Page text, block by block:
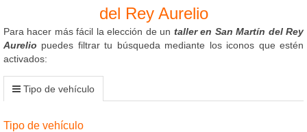
del Rey Aurelio
Para hacer más fácil la elección de un taller en San Martín del Rey
Aurelio puedes filtrar tu búsqueda mediante los iconos que estén
activados:
Tipo de vehículo
Tipo de vehículo